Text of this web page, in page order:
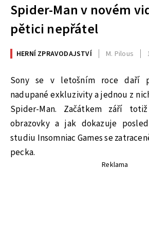
Spider-Man v novém
pětici nepřátel
HERNÍ ZPRAVODAJSTVÍ M. Pilous
Sony se v letošním roce daří
nadupané exkluzivity a jednou z
Spider-Man. Začátkem září
obrazovky a jak dokazuje
studiu Insomniac Games se
pecka.
Reklama